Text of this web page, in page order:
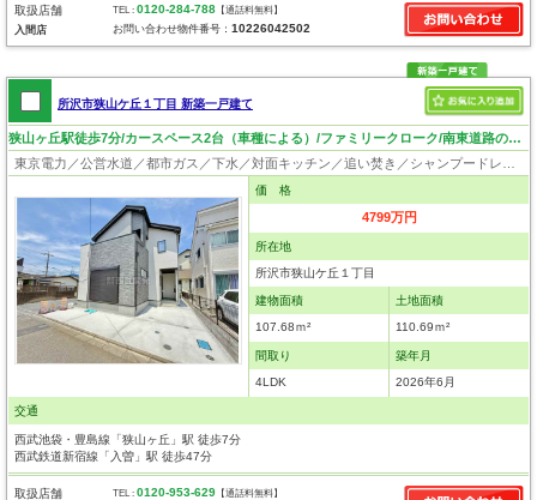
取扱店舗
入間店
TEL :0120-284-788 【通話料無料】
お問い合わせ物件番号：10226042502
所沢市狭山ケ丘１丁目 新築一戸建て
狭山ヶ丘駅徒歩7分/カースペース2台（車種による）/ファミリークローク/南東道路のため陽当り良好
価 格
4799万円
所在地
所沢市狭山ケ丘１丁目
建物面積
107.68ｍ²
土地面積
110.69ｍ²
間取り
4LDK
築年月
2026年6月
交通
西武池袋・豊島線「狭山ヶ丘」駅 徒歩7分
西武鉄道新宿線「入曽」駅 徒歩47分
取扱店舗 TEL :0120-953-629 【通話料無料】